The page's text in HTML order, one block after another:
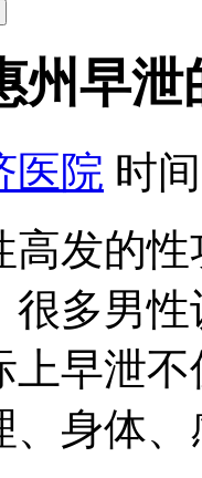
州早泄
医院 时
发的性
很多男
上早泄
、身体